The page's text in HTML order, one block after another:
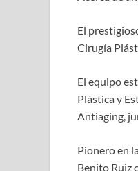
El
Cirugía
El equipo
Plástica y
Antiaging,
Pionero en
Benito Ruiz